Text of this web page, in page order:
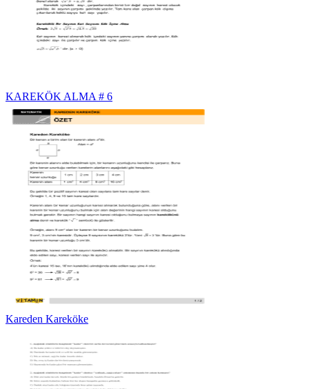
KAREKÖK ALMA # 6
Kareden Kareköke